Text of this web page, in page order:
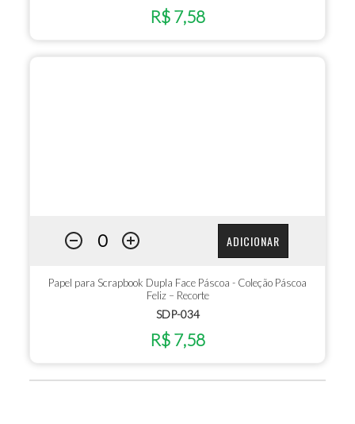
R$ 7,58
ADICIONAR
Papel para Scrapbook Dupla Face Páscoa - Coleção Páscoa
Feliz – Recorte
SDP-034
R$ 7,58